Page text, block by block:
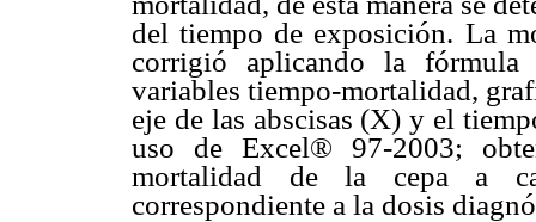
del tiempo de exposición. La
corrigió aplicando la
variables tiempo-mortalidad,
eje de las abscisas (X) y el
uso de Excel® 97-2003;
mortalidad de la cepa a
correspondiente a la dosis